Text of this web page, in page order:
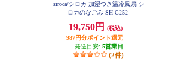
siroca/シロカ 加湿つき温冷風扇 シ
ロカのなごみ SH-C252
19,750円
(税込)
987円分ポイント還元
発送目安: 5営業日
(2件)